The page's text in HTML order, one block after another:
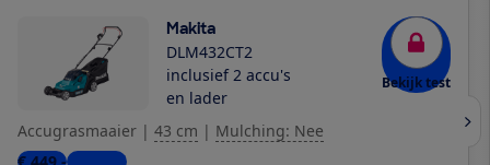
Makita
DLM432CT2
inclusief 2 accu's
en lader
Bekijk test
Accugrasmaaier | 43 cm | Mulching: Nee